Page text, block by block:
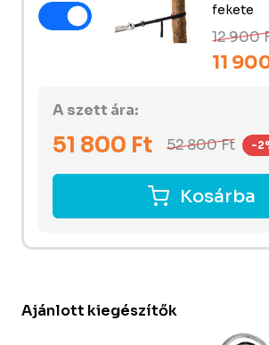
fekete
12 900
11
A szett ára:
51 800 Ft 52 800Ft -
Kosárba
Ajánlott kiegészítők